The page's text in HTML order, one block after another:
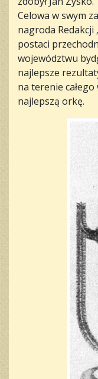
Celowa w swym
nagroda Redakcji
postaci
województwu
najlepsze
na terenie
najlepszą orkę.